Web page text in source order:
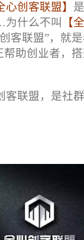
心创客联盟】
什么不叫
【
客联盟”，就
帮助创业者，
客联盟，是社